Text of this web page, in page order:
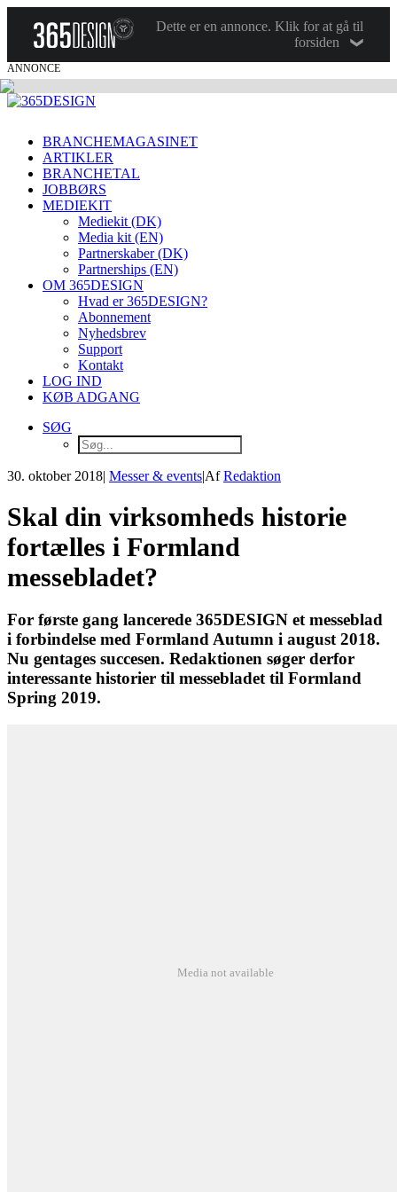
Dette er en annonce. Klik for at gå til
forsiden
ANNONCE
BRANCHEMAGASINET
ARTIKLER
BRANCHETAL
JOBBØRS
MEDIEKIT
Mediekit (DK)
Media kit (EN)
Partnerskaber (DK)
Partnerships (EN)
OM 365DESIGN
Hvad er 365DESIGN?
Abonnement
Nyhedsbrev
Support
Kontakt
LOG IND
KØB ADGANG
SØG
30. oktober 2018| Messer & events|AfRedaktion
Skal din virksomheds historie
fortælles i Formland
messebladet?
For første gang lancerede 365DESIGN et messeblad
i forbindelse med Formland Autumn i august 2018.
Nu gentages succesen. Redaktionen søger derfor
interessante historier til messebladet til Formland
Spring 2019.
Media not available